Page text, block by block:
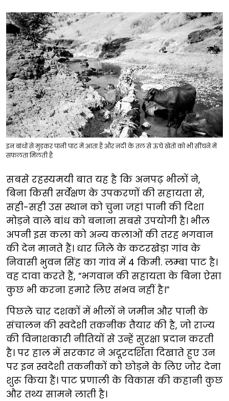
इन बांधों से मुड़कर पानी पाट में आता है और नदी के तल से ऊंचे खेतों को भी सींचने में
सफलता मिलती है
सबसे रहस्यमयी बात यह है कि अनपढ़ भीलों ने,
बिना किसी सर्वेक्षण के उपकरणों की सहायता से,
सही-सही उस स्थान को चुना जहां पानी की दिशा
मोड़ने वाले बांध को बनाना सबसे उपयोगी है। भील
अपनी इस कला को अन्य कलाओं की तरह भगवान
की देन मानते हैं। धार जिले के कटरखेड़ा गांव के
निवासी भुवन सिंह का गांव में 4 किमी. लम्बा पाट है।
वह दावा करते हैं, “भगवान की सहायता के बिना ऐसा
कुछ भी करना हमारे लिए संभव नहीं है।”
पिछले चार दशकों में भीलों ने जमीन और पानी के
संचालन की स्वदेशी तकनीक तैयार की है, जो राज्य
की विनाशकारी नीतियों से उन्हें सुरक्षा प्रदान करती
है। पर हाल में सरकार ने अदूरदर्शिता दिखाते हुए उन
पर इन स्वदेशी तकनीकों को छोड़ने के लिए जोर देना
शुरू किया हैं। पाट प्रणाली के विकास की कहानी कुछ
और तथ्य सामने लाती है।